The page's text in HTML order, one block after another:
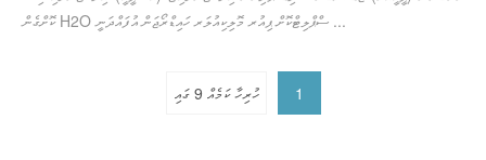
ކޮށްގެން H2O ސްޕްލިޓްކޮށް ޕިއުރ މޮލިކިއުލަރ ހައިޑްރޯޖަން އުފައްދަނީ ...
ހުރިހާ ކަމެއް 9 ގައި 1